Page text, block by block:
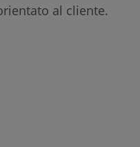
al cliente.